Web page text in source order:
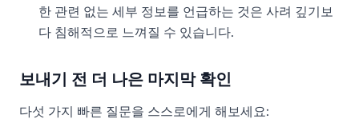
한 관련 없는 세부 정보를 언급하는 것은 사려 깊기보
다 침해적으로 느껴질 수 있습니다.
보내기 전 더 나은 마지막 확인
다섯 가지 빠른 질문을 스스로에게 해보세요: